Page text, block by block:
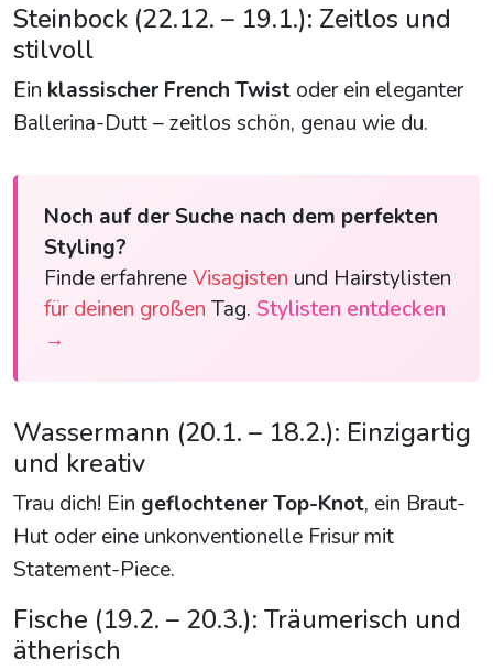
Steinbock (22.12. – 19.1.): Zeitlos und
stilvoll
Ein klassischer French Twist oder ein eleganter
Ballerina-Dutt – zeitlos schön, genau wie du.
Noch auf der Suche nach dem perfekten
Styling?
Finde erfahreneVisagisten und Hairstylisten
für deinen großen Tag. Stylisten entdecken
→
Wassermann (20.1. – 18.2.): Einzigartig
und kreativ
Trau dich! Ein geflochtener Top-Knot, ein Braut-
Hut oder eine unkonventionelle Frisur mit
Statement-Piece.
Fische (19.2. – 20.3.): Träumerisch und
ätherisch